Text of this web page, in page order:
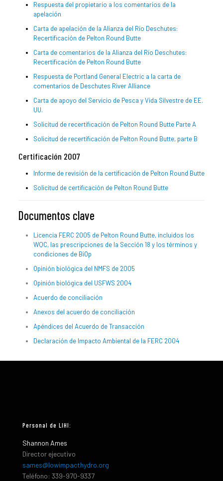
Respuesta del propietario a los comentarios de la
apelación
Carta de apelación de la Alianza del Río Deschutes:
Recertificación de Pelton Round Butte
Carta de comentarios de la Alianza del Río Deschutes:
Recertificación de Pelton Round Butte
Respuesta de Portland General Electric a la carta de
comentarios de Deschutes River Alliance
Carta de apoyo del Servicio de Pesca y Vida Silvestre de EE.
UU.
Solicitud de recertificación de Pelton Round Butte Parte A
Solicitud de recertificación de Pelton Round Butte, parte B
Certificación 2007
Informe de revisión de la certificación de Pelton Round Butte
Solicitud de certificación de Pelton Round Butte
Documentos clave
Licencia FERC 2005 de Pelton Round Butte, incluidos los
WQC, las prescripciones de la Sección 18 y los términos y
condiciones de BiOp
Opinión biológica del NMFS de 2005
Opinión biológica del USFWS 2004
Acuerdo de conciliación
Anexos del acuerdo de conciliación
Apéndices del Acuerdo de Transacción
Declaración de Impacto Ambiental de la FERC 2004
Personal de LIHI:
Shannon Ames
Director ejecutivo
sames@lowimpacthydro.org
Teléfono: 339-970-9337